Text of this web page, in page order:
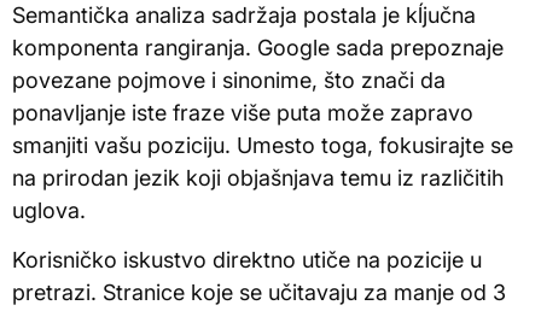
Semantička analiza sadržaja postala je kĺjučna
komponenta rangiranja. Google sada prepoznaje
povezane pojmove i sinonime, što znači da
ponavljanje iste fraze više puta može zapravo
smanjiti vašu poziciju. Umesto toga, fokusirajte se
na prirodan jezik koji objašnjava temu iz različitih
uglova.
Korisničko iskustvo direktno utiče na pozicije u
pretrazi. Stranice koje se učitavaju za manje od 3